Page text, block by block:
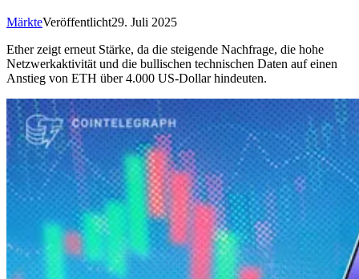
MärkteVeröffentlicht29. Juli 2025
Ether zeigt erneut Stärke, da die steigende Nachfrage, die hohe
Netzwerkaktivität und die bullischen technischen Daten auf einen
Anstieg von ETH über 4.000 US-Dollar hindeuten.